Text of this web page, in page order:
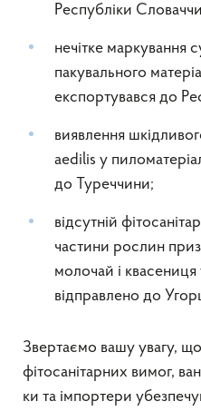
Республіки
нечітке маркування
пакувального
експортувався до
виявлення
aedilis у
до Туреччини;
відсутній
частини рослин
молочай і
відправлено до
Звертаємо вашу увагу,
фітосанітарних ви­мог,
ки та імпортери